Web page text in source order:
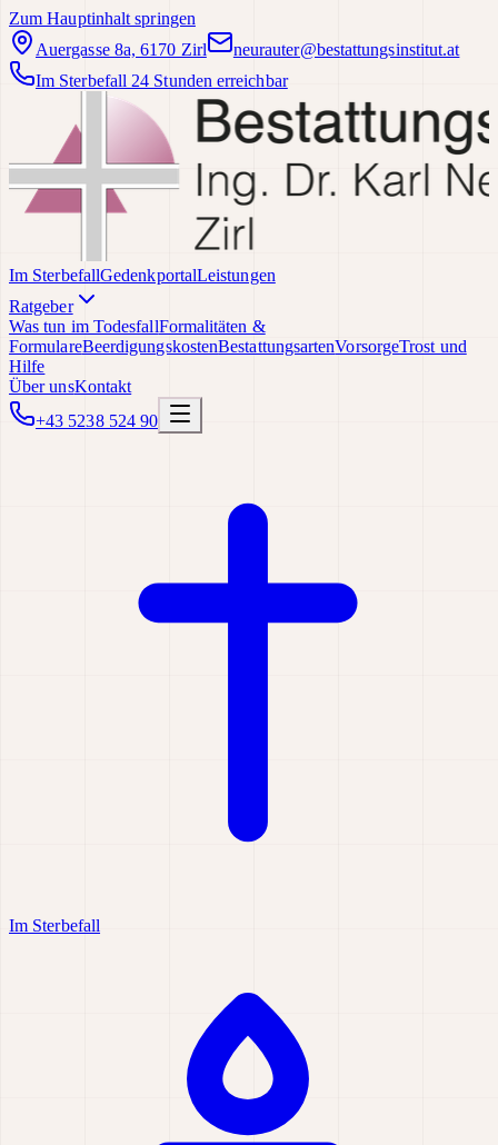
Zum Hauptinhalt springen
Auergasse 8a, 6170 Zirl
neurauter@bestattungsinstitut.at
Im Sterbefall 24 Stunden erreichbar
Im SterbefallGedenkportalLeistungen
Ratgeber
Was tun im TodesfallFormalitäten &
FormulareBeerdigungskostenBestattungsartenVorsorgeTrost und
Hilfe
Über unsKontakt
+43 5238 524 90
Im Sterbefall